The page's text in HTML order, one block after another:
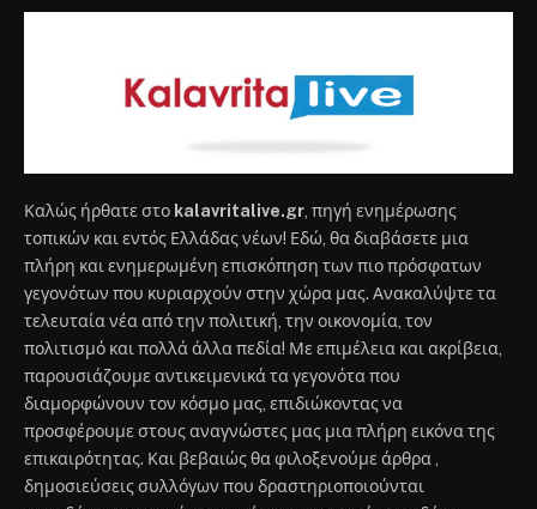
Καλώς ήρθατε στο kalavritalive.gr, πηγή ενημέρωσης
τοπικών και εντός Ελλάδας νέων! Εδώ, θα διαβάσετε μια
πλήρη και ενημερωμένη επισκόπηση των πιο πρόσφατων
γεγονότων που κυριαρχούν στην χώρα μας. Ανακαλύψτε τα
τελευταία νέα από την πολιτική, την οικονομία, τον
πολιτισμό και πολλά άλλα πεδία! Με επιμέλεια και ακρίβεια,
παρουσιάζουμε αντικειμενικά τα γεγονότα που
διαμορφώνουν τον κόσμο μας, επιδιώκοντας να
προσφέρουμε στους αναγνώστες μας μια πλήρη εικόνα της
επικαιρότητας. Και βεβαιώς θα φιλοξενούμε άρθρα ,
δημοσιεύσεις συλλόγων που δραστηριοποιούνται